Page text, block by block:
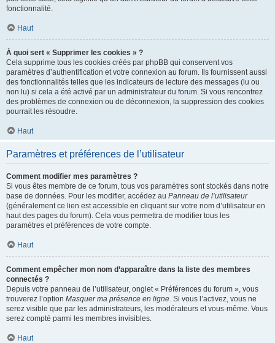
fonctionnalité.
Haut
À quoi sert « Supprimer les cookies » ?
Cela supprime tous les cookies créés par phpBB qui conservent vos
paramètres d’authentification et votre connexion au forum. Ils fournissent aussi
des fonctionnalités telles que les indicateurs de lecture des messages (lu ou
non lu) si cela a été activé par un administrateur du forum. Si vous rencontrez
des problèmes de connexion ou de déconnexion, la suppression des cookies
pourrait les résoudre.
Haut
Paramètres et préférences de l’utilisateur
Comment modifier mes paramètres ?
Si vous êtes membre de ce forum, tous vos paramètres sont stockés dans notre
base de données. Pour les modifier, accédez au Panneau de l’utilisateur
(généralement ce lien est accessible en cliquant sur votre nom d’utilisateur en
haut des pages du forum). Cela vous permettra de modifier tous les
paramètres et préférences de votre compte.
Haut
Comment empêcher mon nom d’apparaître dans la liste des membres
connectés ?
Depuis votre panneau de l’utilisateur, onglet « Préférences du forum », vous
trouverez l’option Masquer ma présence en ligne. Si vous l’activez, vous ne
serez visible que par les administrateurs, les modérateurs et vous-même. Vous
serez compté parmi les membres invisibles.
Haut